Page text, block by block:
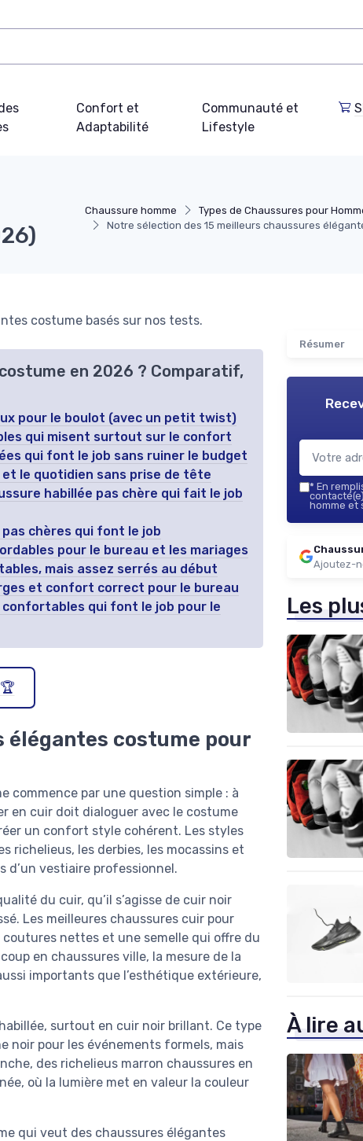
Confort et
Adaptabilité
Communauté et
Lifestyle
Chaussure homme Types de Chaussures pour
Notre sélection des 15 meilleurs chaussures
costume basés sur nos tests.
en 2026 ? Comparatif,
pour le boulot (avec un petit twist)
qui misent surtout sur le confort
qui font le job sans ruiner le budget
et le quotidien sans prise de tête
habillée pas chère qui fait le job
pas chères qui font le job
pour le bureau et les mariages
mais assez serrés au début
et confort correct pour le bureau
confortables qui font le job pour le
élégantes costume pour
commence par une question simple : à
en cuir doit dialoguer avec le costume
un confort style cohérent. Les styles
richelieus, les derbies, les mocassins et
d’un vestiaire professionnel.
du cuir, qu’il s’agisse de cuir noir
Les meilleures chaussures cuir pour
nettes et une semelle qui offre du
en chaussures ville, la mesure de la
importants que l’esthétique extérieure,
surtout en cuir noir brillant. Ce type
noir pour les événements formels, mais
des richelieus marron chaussures en
où la lumière met en valeur la couleur
qui veut des chaussures élégantes
Résumer
* En
homme et
Ajoutez-
Les
À lire